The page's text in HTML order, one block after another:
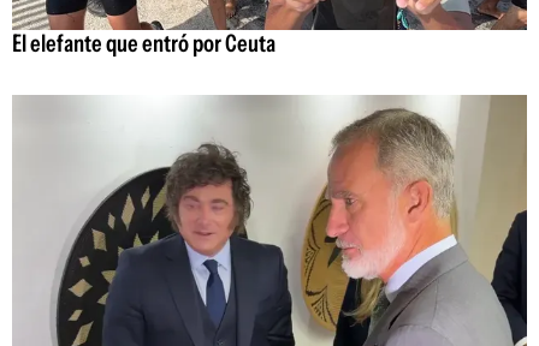
El elefante que entró por Ceuta